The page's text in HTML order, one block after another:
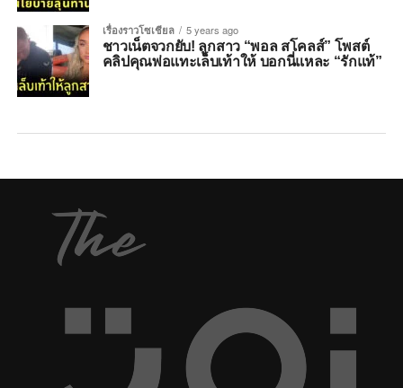
เรื่องราวโซเชียล 5 years ago
ชาวเน็ตจวกยับ! ลูกสาว “พอล สโคลส์” โพสต์
คลิปคุณพ่อแทะเล็บเท้าให้ บอกนี่แหละ “รักแท้”